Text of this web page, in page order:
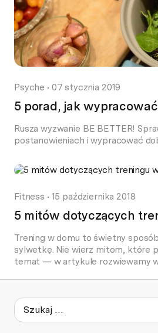
Psyche • 07 stycznia 2019
5 porad, jak
Rusza wyzwanie BE BETTER!
postanowieniach i wypracować
Fitness • 15 października 2018
5 mitów dotyczących
Trening w domu to świetny
sylwetkę. Nie wierz mitom, które
temat — w artykule rozwiewamy